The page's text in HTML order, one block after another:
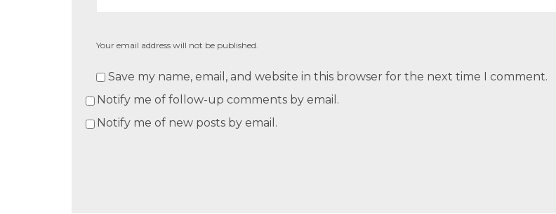
Your email address will not be published.
Save my name, email, and website in this browser for the next time I comment.
Notify me of follow-up comments by email.
Notify me of new posts by email.